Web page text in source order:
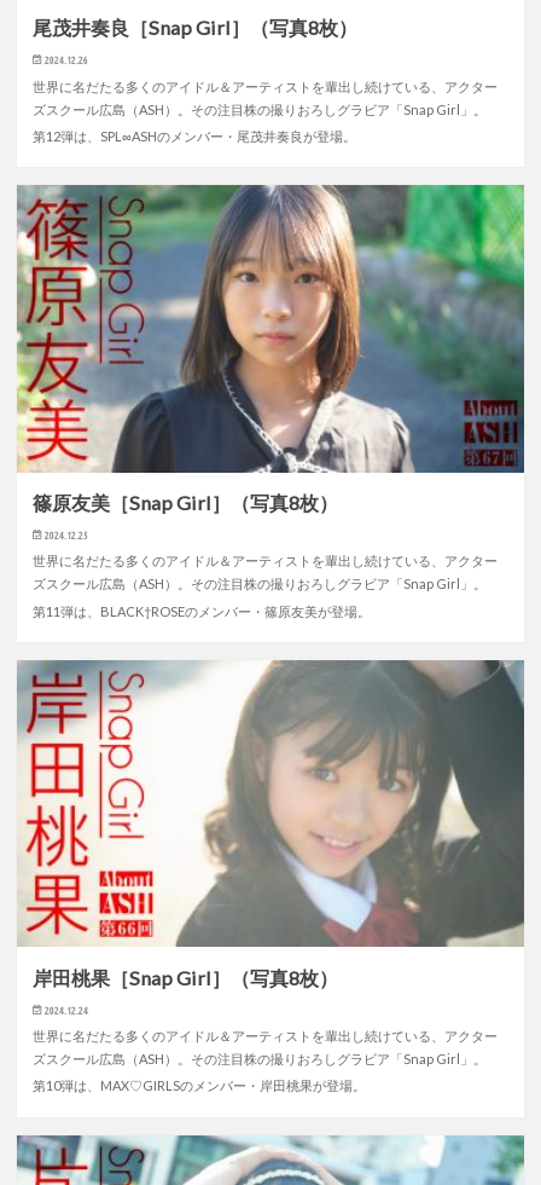
尾茂井奏良［Snap Girl］（写真8枚）
2024.12.26
世界に名だたる多くのアイドル＆アーティストを輩出し続けている、アクター
ズスクール広島（ASH）。その注目株の撮りおろしグラビア「Snap Girl」。
第12弾は、SPL∞ASHのメンバー・尾茂井奏良が登場。
篠原友美［Snap Girl］（写真8枚）
2024.12.25
世界に名だたる多くのアイドル＆アーティストを輩出し続けている、アクター
ズスクール広島（ASH）。その注目株の撮りおろしグラビア「Snap Girl」。
第11弾は、BLACK†ROSEのメンバー・篠原友美が登場。
岸田桃果［Snap Girl］（写真8枚）
2024.12.24
世界に名だたる多くのアイドル＆アーティストを輩出し続けている、アクター
ズスクール広島（ASH）。その注目株の撮りおろしグラビア「Snap Girl」。
第10弾は、MAX♡GIRLSのメンバー・岸田桃果が登場。